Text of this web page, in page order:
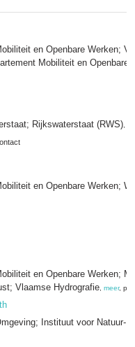
en Openbare Werken;
Mobiliteit en Openbare
Rijkswaterstaat (RWS)
en Openbare Werken;
en Openbare Werken;
Vlaamse Hydrografie meer,
Instituut voor Natuur-